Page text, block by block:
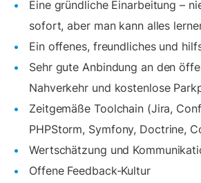
Eine gründliche Einarbeitung –
sofort, aber man kann alles
Ein offenes, freundliches und
Sehr gute Anbindung an den
Nahverkehr und kostenlose
Zeitgemäße Toolchain (Jira,
PHPStorm, Symfony, Doctrine,
Wertschätzung und
Offene Feedback-Kultur